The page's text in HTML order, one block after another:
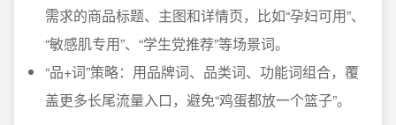
需求的商品标题、主图和详情页，比如“孕妇可用”、
“敏感肌专用”、“学生党推荐”等场景词。
“品+词”策略：用品牌词、品类词、功能词组合，覆
盖更多长尾流量入口，避免“鸡蛋都放一个篮子”。